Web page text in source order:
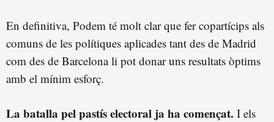
En definitiva, Podem té molt clar que fer copartícips als
comuns de les polítiques aplicades tant des de Madrid
com des de Barcelona li pot donar uns resultats òptims
amb el mínim esforç.
La batalla pel pastís electoral ja ha començat. I els